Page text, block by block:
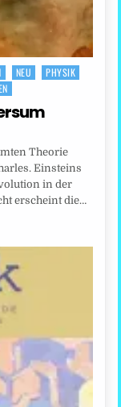
NEU
PHYSIK
Theorie
Einsteins
in der
erscheint die…